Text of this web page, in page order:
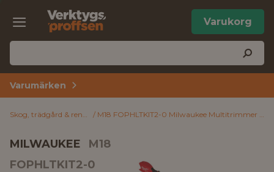
Varukorg
Varumärken
Skog, trädgård & rengöring M18 FOPHLTKIT2-0 Milwaukee Multitrimmer utan batteri och laddare
MILWAUKEE
M18
FOPHLTKIT2-0